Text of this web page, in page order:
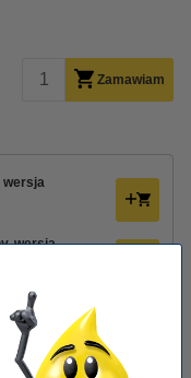
Zamawiam
wersja
wersja